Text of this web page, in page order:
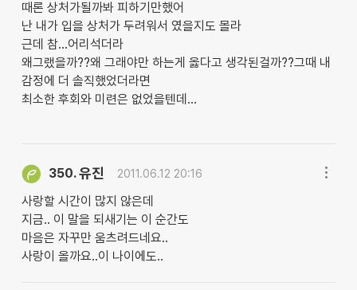
때론 상처가될까봐 피하기만했어
난 내가 입을 상처가 두려워서 였을지도 몰라
근데 참...어리석더라
왜그랬을까??왜 그래야만 하는게 옳다고 생각된걸까??그때 내
감정에 더 솔직했었더라면
최소한 후회와 미련은 없었을텐데...
350.유진 2011.06.12 20:16
사랑할 시간이 많지 않은데
지금.. 이 말을 되새기는 이 순간도
마음은 자꾸만 움츠려드네요..
사랑이 올까요..이 나이에도..